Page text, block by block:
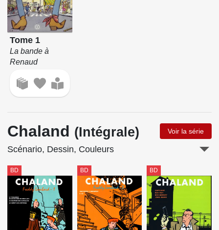
Tome 1
La bande à
Renaud
Chaland (Intégrale) Voir la série
Scénario, Dessin, Couleurs
BD BD BD